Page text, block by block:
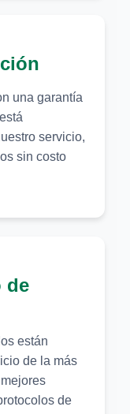
una garantía
servicio,
sin costo
de
están
de la más
de